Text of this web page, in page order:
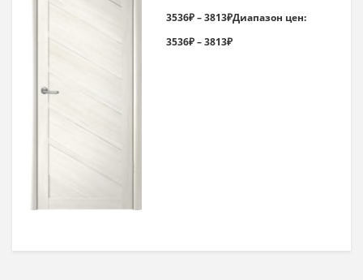
3536₽–3813₽Диапазон цен:
3536₽ – 3813₽